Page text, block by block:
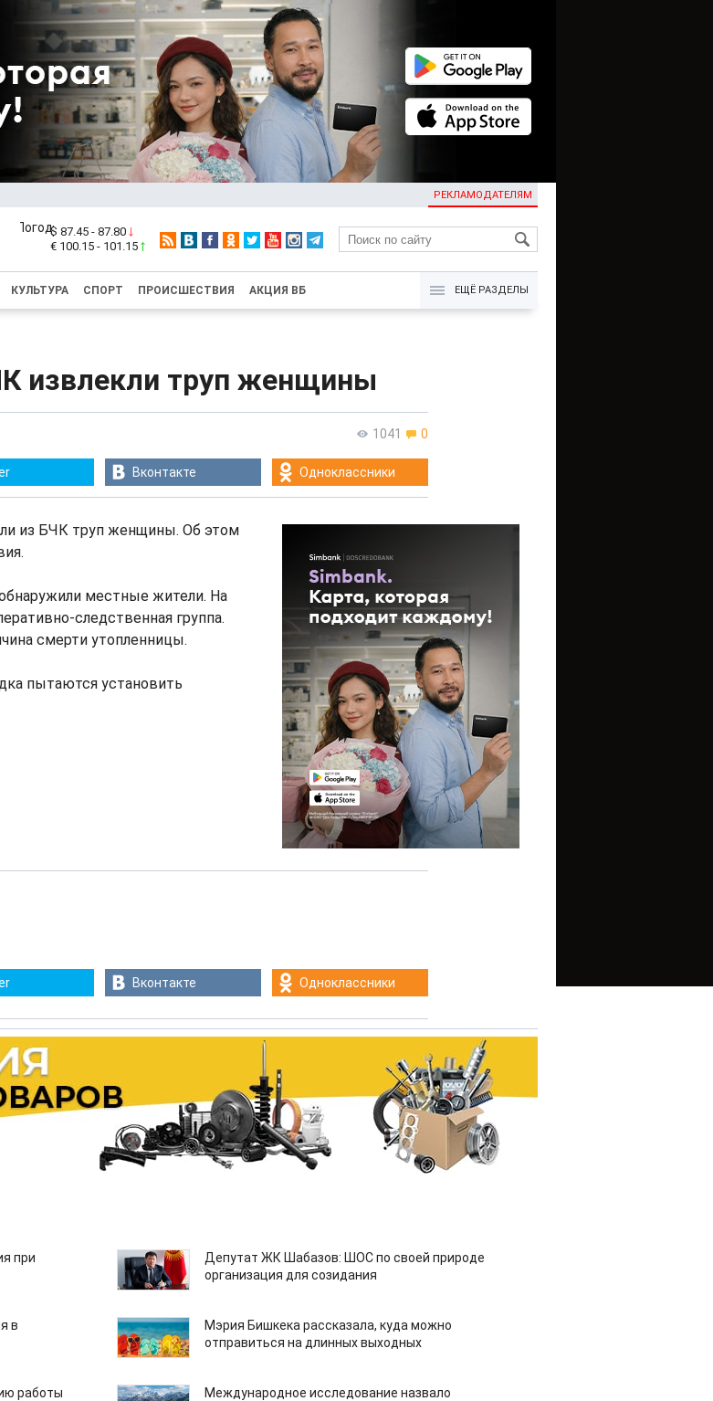
РЕКЛАМОДАТЕЛЯМ
KG
$ 87.45 - 87.80
€ 100.15 - 101.15
КУЛЬТУРА СПОРТ ПРОИСШЕСТВИЯ АКЦИЯ ВБ ЕЩЁ РАЗДЕЛЫ
извлекли труп женщины
1041 0
Вконтакте Одноклассники
из БЧК труп женщины. Об этом
местные жители. На
следственная группа.
смерти утопленницы.
пытаются установить
Вконтакте Одноклассники
при
Депутат ЖК Шабазов: ШОС по своей природе
организация для созидания
в
Мэрия Бишкека рассказала, куда можно
отправиться на длинных выходных
работы
Международное исследование назвало